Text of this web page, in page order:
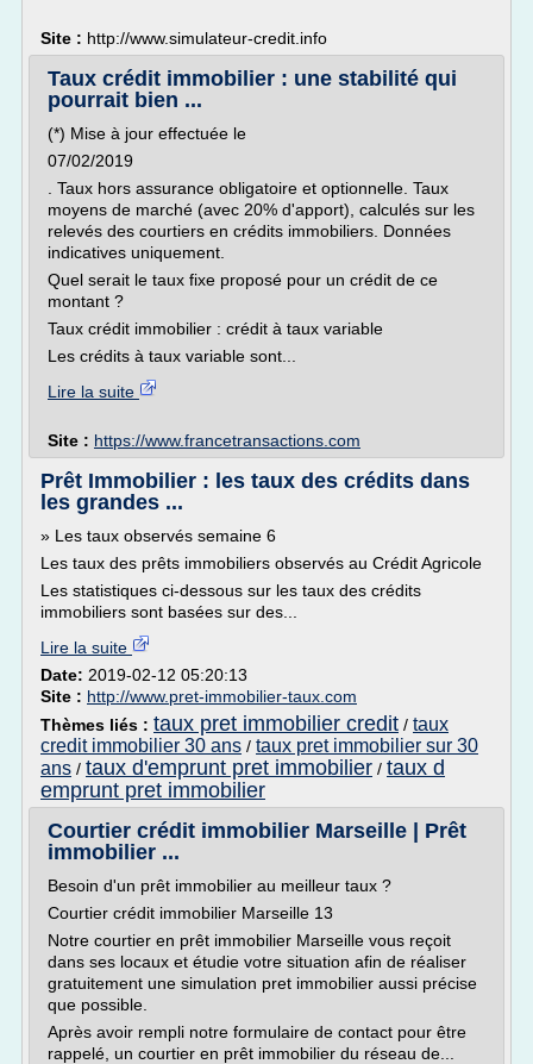
Site : http://www.simulateur-credit.info
Taux crédit immobilier : une stabilité qui
pourrait bien ...
(*) Mise à jour effectuée le
07/02/2019
. Taux hors assurance obligatoire et optionnelle. Taux
moyens de marché (avec 20% d'apport), calculés sur les
relevés des courtiers en crédits immobiliers. Données
indicatives uniquement.
Quel serait le taux fixe proposé pour un crédit de ce
montant ?
Taux crédit immobilier : crédit à taux variable
Les crédits à taux variable sont...
Lire la suite
Site : https://www.francetransactions.com
Prêt Immobilier : les taux des crédits dans
les grandes ...
» Les taux observés semaine 6
Les taux des prêts immobiliers observés au Crédit Agricole
Les statistiques ci-dessous sur les taux des crédits
immobiliers sont basées sur des...
Lire la suite
Date: 2019-02-12 05:20:13
Site : http://www.pret-immobilier-taux.com
Thèmes liés : taux pret immobilier credit / taux
credit immobilier 30 ans / taux pret immobilier sur 30
ans / taux d'emprunt pret immobilier / taux d
emprunt pret immobilier
Courtier crédit immobilier Marseille | Prêt
immobilier ...
Besoin d'un prêt immobilier au meilleur taux ?
Courtier crédit immobilier Marseille 13
Notre courtier en prêt immobilier Marseille vous reçoit
dans ses locaux et étudie votre situation afin de réaliser
gratuitement une simulation pret immobilier aussi précise
que possible.
Après avoir rempli notre formulaire de contact pour être
rappelé, un courtier en prêt immobilier du réseau de...